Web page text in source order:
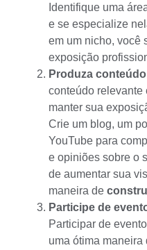
Identifique uma
e se especialize
em um nicho, você
exposição
Produza
conteúdo relevante
manter sua
Crie um blog, um
YouTube para
e opiniões sobre o
de aumentar sua
maneira de
Participe de
Participar de
uma ótima